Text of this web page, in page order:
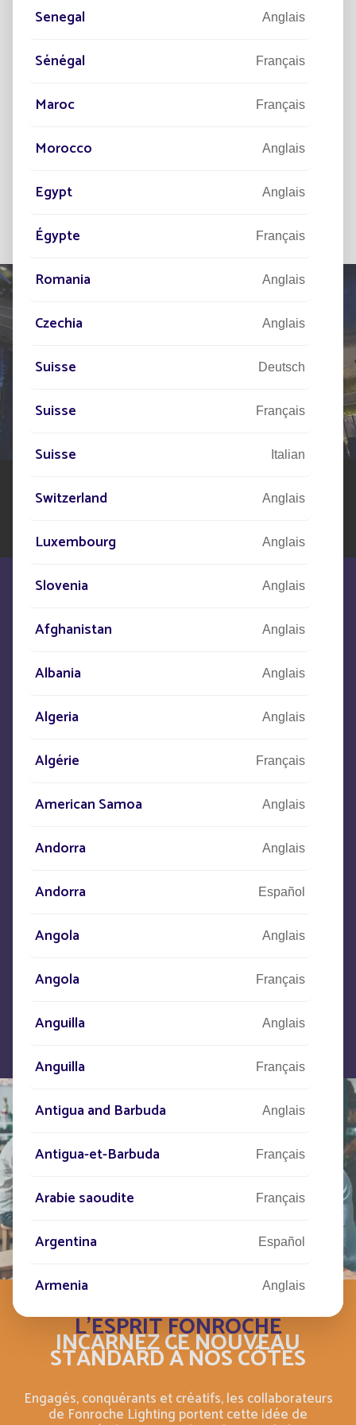
Je souhaite m'inscrire à la newsletter et
DE VOTRE PROJET
Notre réseau d'experts est à votre disposition partout
Nous sommes à votre écoute pour
+33(0)5 53 77 97 41
nos équipes prendront contact avec vous
L'ESPRIT FONROCHE
INCARNEZ CE NOUVEAU
STANDARD À NOS CÔTÉS
Engagés, conquérants et créatifs, les collaborateurs
de Fonroche Lighting portent cette idée de
Senegal Anglais
Sénégal Français
Maroc Français
Morocco Anglais
Egypt Anglais
Égypte Français
Romania Anglais
Czechia Anglais
Suisse Deutsch
Suisse Français
Suisse Italian
Switzerland Anglais
Luxembourg Anglais
Slovenia Anglais
Afghanistan Anglais
Albania Anglais
Algeria Anglais
Algérie Français
American Samoa Anglais
Andorra Anglais
Andorra Español
Angola Anglais
Angola Français
Anguilla Anglais
Anguilla Français
Antigua and Barbuda Anglais
Antigua-et-Barbuda Français
Arabie saoudite Français
Argentina Español
Armenia Anglais
Aruba Anglais
Aruba
Australia Anglais